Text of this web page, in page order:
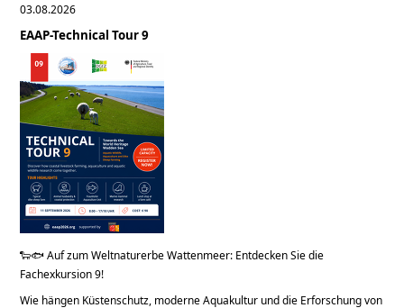
03.08.2026
EAAP-Technical Tour 9
🐑🐟 Auf zum Weltnaturerbe Wattenmeer: Entdecken Sie die
Fachexkursion 9!
Wie hängen Küstenschutz, moderne Aquakultur und die Erforschung von